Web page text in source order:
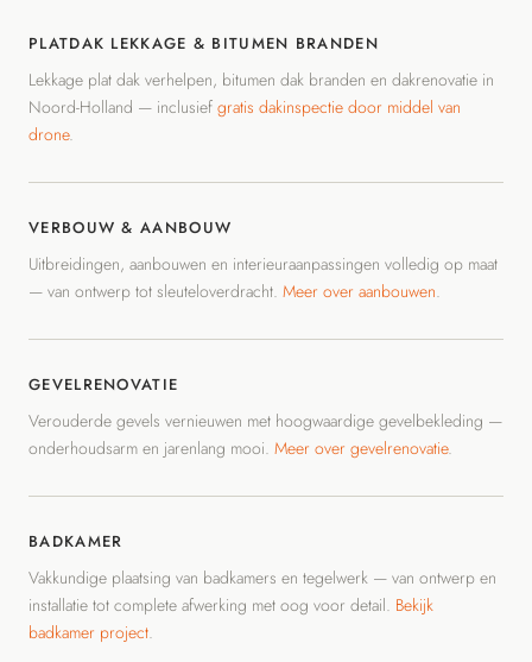
PLATDAK LEKKAGE & BITUMEN BRANDEN
Lekkage plat dak verhelpen, bitumen dak branden en dakrenovatie in
Noord-Holland — inclusief gratis dakinspectie door middel van
drone.
VERBOUW & AANBOUW
Uitbreidingen, aanbouwen en interieuraanpassingen volledig op maat
— van ontwerp tot sleuteloverdracht. Meer over aanbouwen.
GEVELRENOVATIE
Verouderde gevels vernieuwen met hoogwaardige gevelbekleding —
onderhoudsarm en jarenlang mooi. Meer over gevelrenovatie.
BADKAMER
Vakkundige plaatsing van badkamers en tegelwerk — van ontwerp en
installatie tot complete afwerking met oog voor detail. Bekijk
badkamer project.